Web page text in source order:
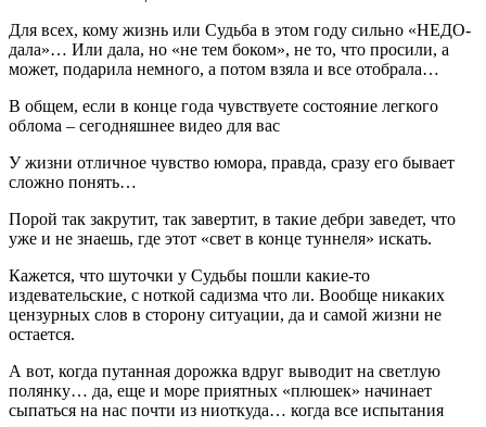
Для всех, кому жизнь или Судьба в этом году сильно «НЕДО-
дала»… Или дала, но «не тем боком», не то, что просили, а
может, подарила немного, а потом взяла и все отобрала…
В общем, если в конце года чувствуете состояние легкого
облома – сегодняшнее видео для вас
У жизни отличное чувство юмора, правда, сразу его бывает
сложно понять…
Порой так закрутит, так завертит, в такие дебри заведет, что
уже и не знаешь, где этот «свет в конце туннеля» искать.
Кажется, что шуточки у Судьбы пошли какие-то
издевательские, с ноткой садизма что ли. Вообще никаких
цензурных слов в сторону ситуации, да и самой жизни не
остается.
А вот, когда путанная дорожка вдруг выводит на светлую
полянку… да, еще и море приятных «плюшек» начинает
сыпаться на нас почти из ниоткуда… когда все испытания